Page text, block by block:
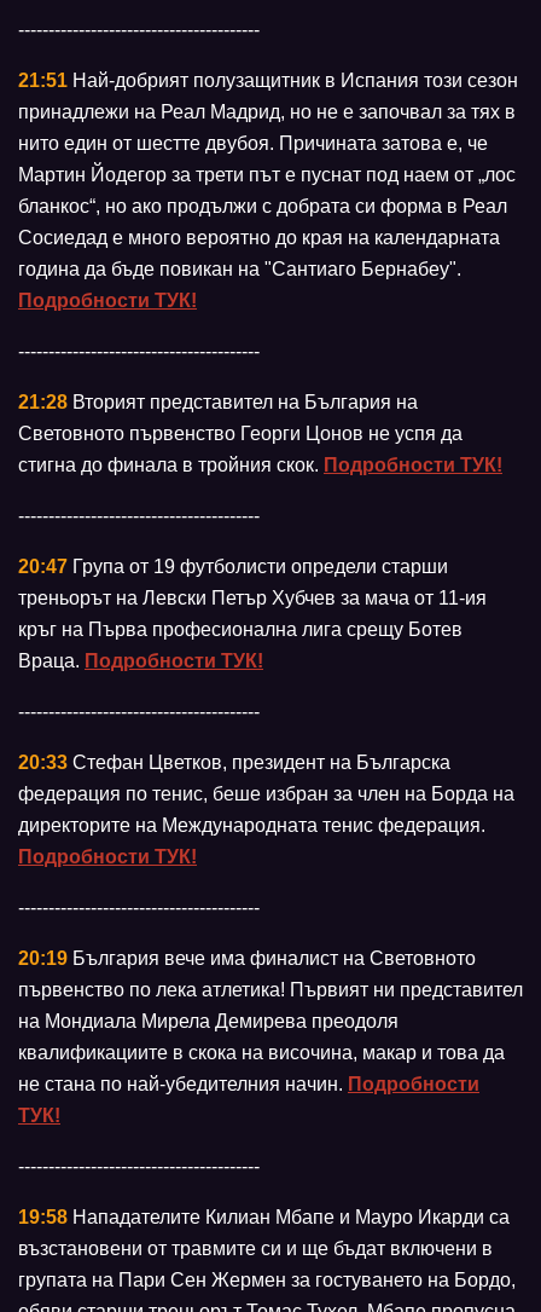
----------------------------------------
21:51 Най-добрият полузащитник в Испания този сезон
принадлежи на Реал Мадрид, но не е започвал за тях в
нито един от шестте двубоя. Причината затова е, че
Мартин Йодегор за трети път е пуснат под наем от „лос
бланкос“, но ако продължи с добрата си форма в Реал
Сосиедад е много вероятно до края на календарната
година да бъде повикан на "Сантиаго Бернабеу".
Подробности ТУК!
----------------------------------------
21:28 Вторият представител на България на
Световното първенство Георги Цонов не успя да
стигна до финала в тройния скок. Подробности ТУК!
----------------------------------------
20:47 Група от 19 футболисти определи старши
треньорът на Левски Петър Хубчев за мача от 11-ия
кръг на Първа професионална лига срещу Ботев
Враца. Подробности ТУК!
----------------------------------------
20:33 Стефан Цветков, президент на Българска
федерация по тенис, беше избран за член на Борда на
директорите на Международната тенис федерация.
Подробности ТУК!
----------------------------------------
20:19 България вече има финалист на Световното
първенство по лека атлетика! Първият ни представител
на Мондиала Мирела Демирева преодоля
квалификациите в скока на височина, макар и това да
не стана по най-убедителния начин. Подробности
ТУК!
----------------------------------------
19:58 Нападателите Килиан Мбапе и Мауро Икарди са
възстановени от травмите си и ще бъдат включени в
групата на Пари Сен Жермен за гостуването на Бордо,